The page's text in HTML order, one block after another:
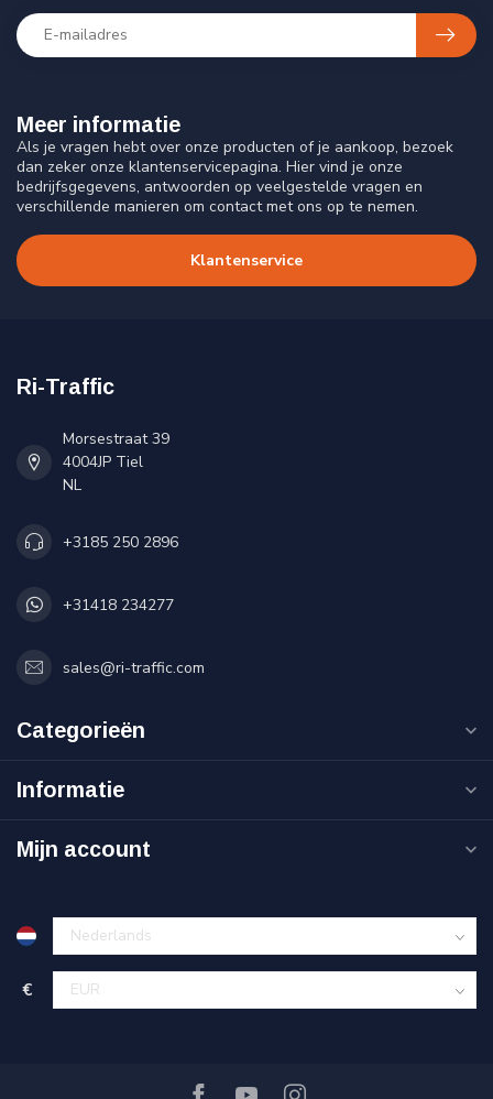
Meer informatie
Als je vragen hebt over onze producten of je aankoop, bezoek
dan zeker onze klantenservicepagina. Hier vind je onze
bedrijfsgegevens, antwoorden op veelgestelde vragen en
verschillende manieren om contact met ons op te nemen.
Klantenservice
Ri-Traffic
Morsestraat 39
4004JP Tiel
NL
+3185 250 2896
+31418 234277
sales@ri-traffic.com
Categorieën
Informatie
Mijn account
€